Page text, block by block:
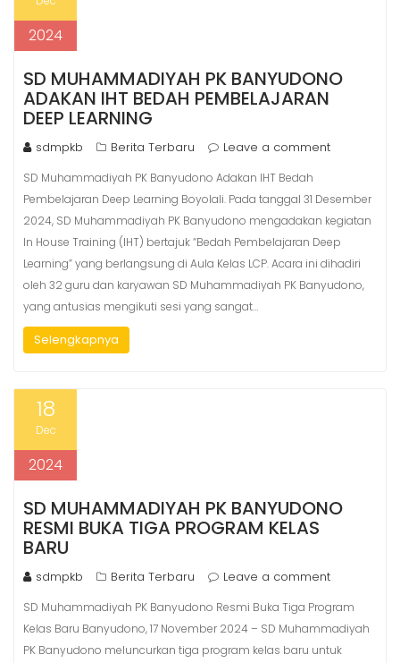
2024
SD MUHAMMADIYAH PK BANYUDONO
ADAKAN IHT BEDAH PEMBELAJARAN
DEEP LEARNING
sdmpkb Berita Terbaru Leave a comment
SD Muhammadiyah PK Banyudono Adakan IHT Bedah
Pembelajaran Deep Learning Boyolali. Pada tanggal 31 Desember
2024, SD Muhammadiyah PK Banyudono mengadakan kegiatan
In House Training (IHT) bertajuk “Bedah Pembelajaran Deep
Learning” yang berlangsung di Aula Kelas LCP. Acara ini dihadiri
oleh 32 guru dan karyawan SD Muhammadiyah PK Banyudono,
yang antusias mengikuti sesi yang sangat…
Selengkapnya
18
Dec
2024
SD MUHAMMADIYAH PK BANYUDONO
RESMI BUKA TIGA PROGRAM KELAS
BARU
sdmpkb Berita Terbaru Leave a comment
SD Muhammadiyah PK Banyudono Resmi Buka Tiga Program
Kelas Baru Banyudono, 17 November 2024 – SD Muhammadiyah
PK Banyudono meluncurkan tiga program kelas baru untuk